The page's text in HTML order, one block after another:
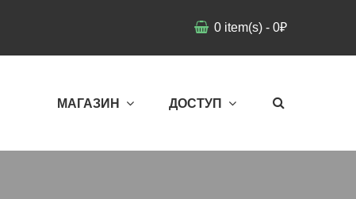
0 item(s) - 0₽
МАГАЗИН ДОСТУП